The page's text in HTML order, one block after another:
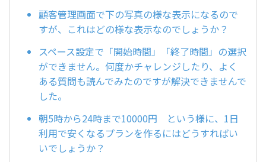
顧客管理画面で下の写真の様な表示になるので
すが、これはどの様な表示なのでしょうか？
スペース設定で「開始時間」「終了時間」の選択
ができません。何度かチャレンジしたり、よく
ある質問も読んでみたのですが解決できませんで
した。
朝5時から24時まで10000円 という様に、1日
利用で安くなるプランを作るにはどうすればい
いでしょうか？